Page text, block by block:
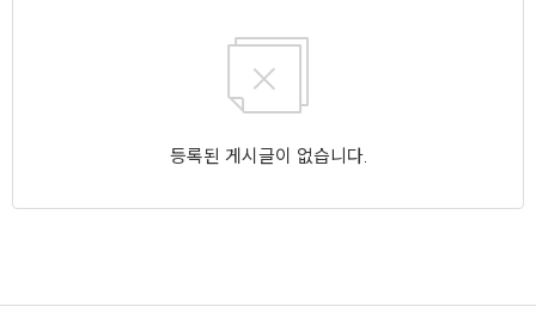
등록된 게시글이 없습니다.